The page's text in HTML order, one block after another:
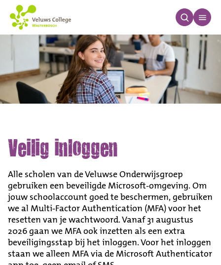
Inloggen met extra
Veilig inloggen
Alle scholen van de Veluwse Onderwijsgroep
gebruiken een beveiligde Microsoft-omgeving. Om
jouw schoolaccount goed te beschermen, gebruiken
we al Multi-Factor Authentication (MFA) voor het
resetten van je wachtwoord. Vanaf 31 augustus
2026 gaan we MFA ook inzetten als een extra
beveiligingsstap bij het inloggen. Voor het inloggen
staan we alleen MFA via de Microsoft Authenticator